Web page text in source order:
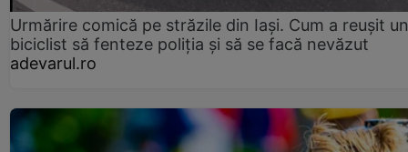
Urmărire comică pe străzile din Iași. Cum a reușit un
biciclist să fenteze poliția și să se facă nevăzut
adevarul.ro